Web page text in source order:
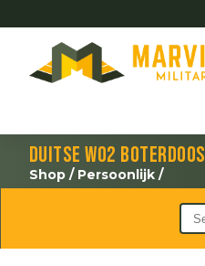
Duitse WO2 boterdoos
Shop / Persoonlijk /